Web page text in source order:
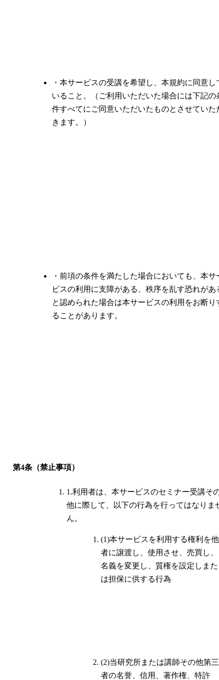
・本サービスの受講を希望し、本規約に同意し
いること。（ご利用いただいた場合には下記の
件すべてにご同意いただいたものとさせていた
きます。）
・前項の条件を満たした場合においても、本サ
ビスの利用に支障がある、秩序を乱す恐れがあ
と認められた場合は本サービスの利用をお断り
ることがあります。
第4条（禁止事項）
1.利用者は、本サービスのセミナー受講そ
他に際して、以下の行為を行ってはなりま
ん。
(1)本サービスを利用する権利を他
者に譲渡し、使用させ、売買し、
名義を変更し、質権を設定しまた
は担保に供する行為
(2)当研究所または講師その他第三
者の名誉、信用、著作権、特許